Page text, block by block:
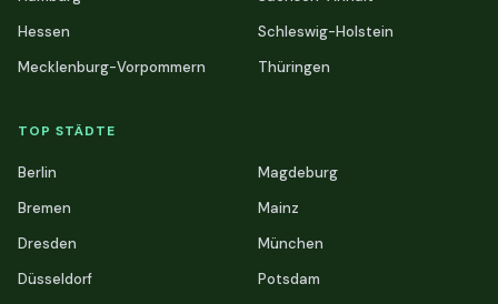
Hessen
Mecklenburg-Vorpommern
Schleswig-Holstein
Thüringen
TOP STÄDTE
Berlin
Bremen
Dresden
Düsseldorf
Magdeburg
Mainz
München
Potsdam